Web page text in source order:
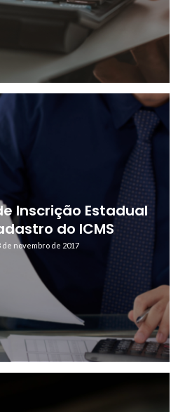
Inscrição Estadual
do ICMS
de novembro de 2017